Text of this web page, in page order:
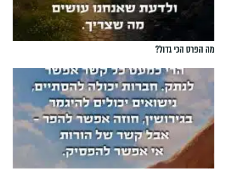
מה הפרס הכי גדול?